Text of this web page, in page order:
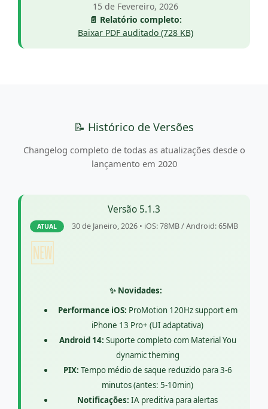
15 de Fevereiro, 2026
📄 Relatório completo:
Baixar PDF auditado (728 KB)
📝 Histórico de Versões
Changelog completo de todas as atualizações desde o
lançamento em 2020
Versão 5.1.3
ATUAL 30 de Janeiro, 2026 • iOS: 78MB / Android: 65MB
🆕
✨ Novidades:
Performance iOS: ProMotion 120Hz support em
iPhone 13 Pro+ (UI adaptativa)
Android 14: Suporte completo com Material You
dynamic theming
PIX: Tempo médio de saque reduzido para 3-6
minutos (antes: 5-10min)
Notificações: IA preditiva para alertas